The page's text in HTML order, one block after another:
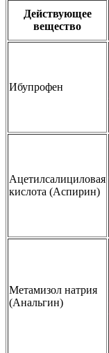
Действующее
вещество
Ибупрофен
Ацетилсалициловая
кислота (Аспирин)
Метамизол натрия
(Анальгин)